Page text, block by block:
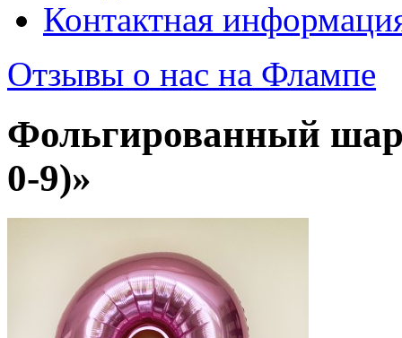
Контактная
Отзывы о нас на Флампе
Фольгированный
0-9)»